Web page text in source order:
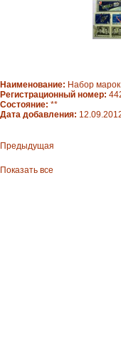
Наименование: Набор
Регистрационный номер:
Состояние: **
Дата добавления:
Предыдущая
Показать все